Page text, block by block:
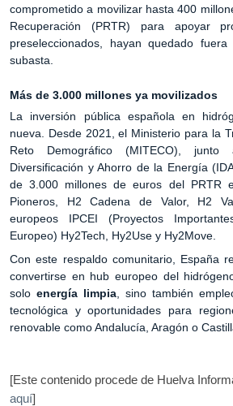
comprometido a movilizar hasta 400
Recuperación (PRTR) para apoyar
preseleccionados, hayan quedado
subasta.
Más de 3.000 millones ya movilizados
La inversión pública española en
nueva. Desde 2021, el Ministerio para la
Reto Demográfico (MITECO),
Diversificación y Ahorro de la Energía
de 3.000 millones de euros del PRTR
Pioneros, H2 Cadena de Valor, H2
europeos IPCEI (Proyectos
Europeo) Hy2Tech, Hy2Use y Hy2Move.
Con este respaldo comunitario, España
convertirse en hub europeo del
solo energía limpia , sino también
tecnológica y oportunidades para
renovable como Andalucía, Aragón o
[Este contenido procede de Huelva
aquí]